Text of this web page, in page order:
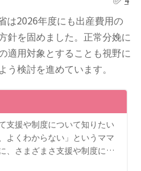
は2026年度にも出産費用の
針を固めました。正常分娩に
適用対象とすることも視野に
検討を進めています。
支援や制度について知りたい
よくわからない」というママ
、さまざまさ支援や制度に…